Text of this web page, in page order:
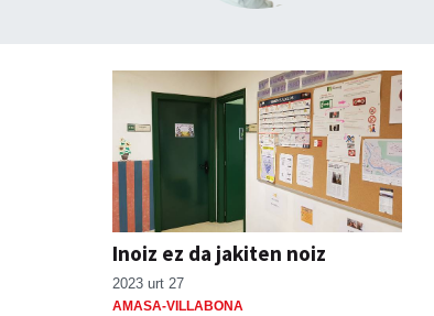
Inoiz ez da jakiten noiz
2023 urt 27
AMASA-VILLABONA